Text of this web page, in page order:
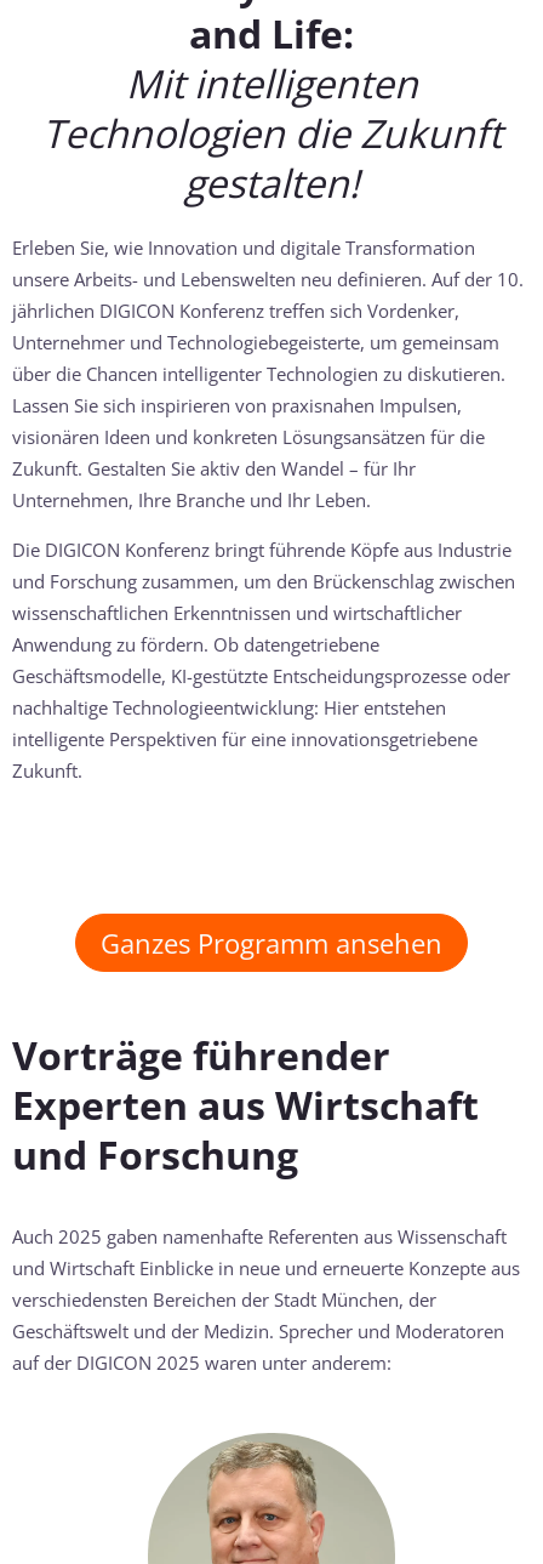
and Life:
Mit intelligenten
Technologien die Zukunft
gestalten!
Erleben Sie, wie Innovation und digitale Transformation
unsere Arbeits- und Lebenswelten neu definieren. Auf der 10.
jährlichen DIGICON Konferenz treffen sich Vordenker,
Unternehmer und Technologiebegeisterte, um gemeinsam
über die Chancen intelligenter Technologien zu diskutieren.
Lassen Sie sich inspirieren von praxisnahen Impulsen,
visionären Ideen und konkreten Lösungsansätzen für die
Zukunft. Gestalten Sie aktiv den Wandel – für Ihr
Unternehmen, Ihre Branche und Ihr Leben.
Die DIGICON Konferenz bringt führende Köpfe aus Industrie
und Forschung zusammen, um den Brückenschlag zwischen
wissenschaftlichen Erkenntnissen und wirtschaftlicher
Anwendung zu fördern. Ob datengetriebene
Geschäftsmodelle, KI-gestützte Entscheidungsprozesse oder
nachhaltige Technologieentwicklung: Hier entstehen
intelligente Perspektiven für eine innovationsgetriebene
Zukunft.
Ganzes Programm ansehen
Vorträge führender
Experten aus Wirtschaft
und Forschung
Auch 2025 gaben namenhafte Referenten aus Wissenschaft
und Wirtschaft Einblicke in neue und erneuerte Konzepte aus
verschiedensten Bereichen der Stadt München, der
Geschäftswelt und der Medizin. Sprecher und Moderatoren
auf der DIGICON 2025 waren unter anderem: